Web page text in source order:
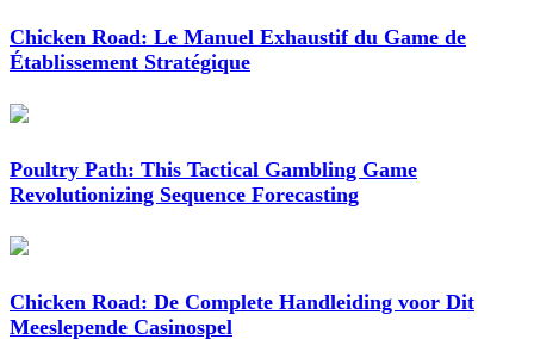
Chicken Road: Le Manuel Exhaustif du Game de
Établissement Stratégique
Poultry Path: This Tactical Gambling Game
Revolutionizing Sequence Forecasting
Chicken Road: De Complete Handleiding voor Dit
Meeslepende Casinospel